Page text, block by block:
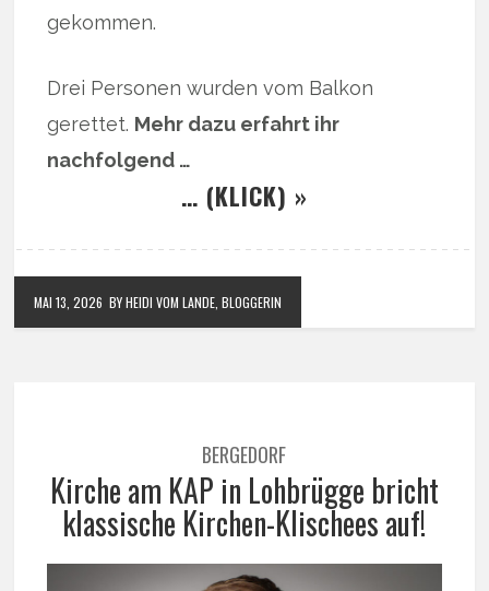
gekommen.
Drei Personen wurden vom Balkon
gerettet. Mehr dazu erfahrt ihr
nachfolgend …
… (KLICK) »
MAI 13, 2026 BY HEIDI VOM LANDE, BLOGGERIN
BERGEDORF
Kirche am KAP in Lohbrügge bricht
klassische Kirchen-Klischees auf!